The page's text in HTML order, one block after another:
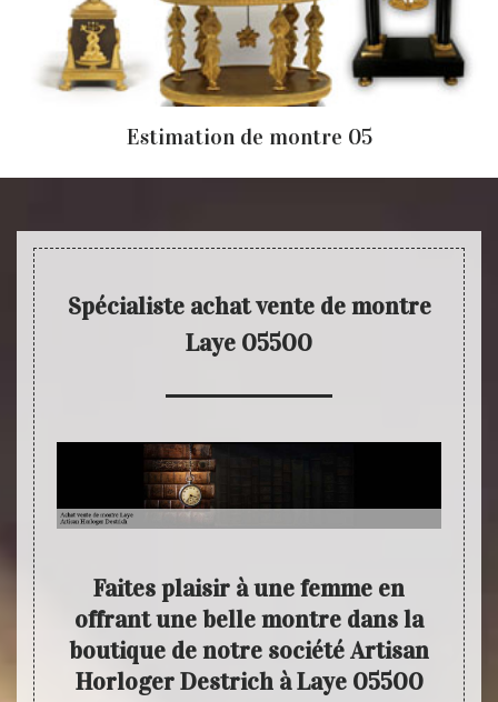
Estimation de montre 05
Spécialiste achat vente de montre
Laye 05500
Faites plaisir à une femme en
offrant une belle montre dans la
boutique de notre société Artisan
Horloger Destrich à Laye 05500
La
strict
quoi